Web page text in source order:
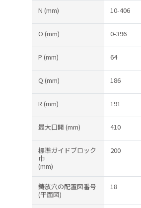
N (mm) 10-406
O (mm) 0-396
P (mm) 64
Q (mm) 186
R (mm) 191
最大口開 (mm) 410
標準ガイドブロック
巾
(mm)
200
鋳放穴の配置図番号
(平面図)
18